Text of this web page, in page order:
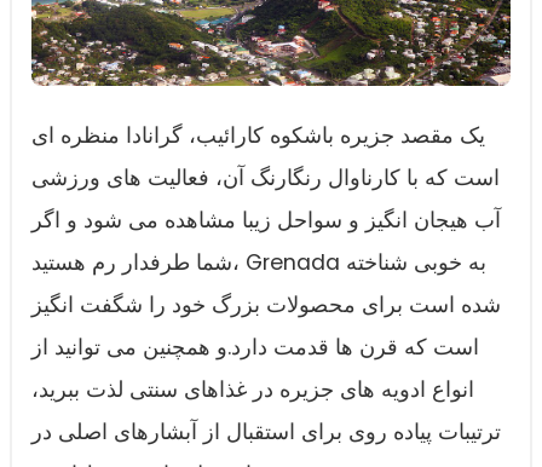
یک مقصد جزیره باشکوه کارائیب، گرانادا منظره ای
است که با کارناوال رنگارنگ آن، فعالیت های ورزشی
آب هیجان انگیز و سواحل زیبا مشاهده می شود و اگر
شما طرفدار رم هستید، Grenada به خوبی شناخته
شده است برای محصولات بزرگ خود را شگفت انگیز
است که قرن ها قدمت دارد.و همچنین می توانید از
انواع ادویه های جزیره در غذاهای سنتی لذت ببرید،
ترتیبات پیاده روی برای استقبال از آبشارهای اصلی در